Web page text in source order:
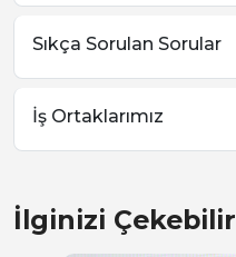
Sıkça Sorulan Sorular
İş Ortaklarımız
İlginizi Çekebilir